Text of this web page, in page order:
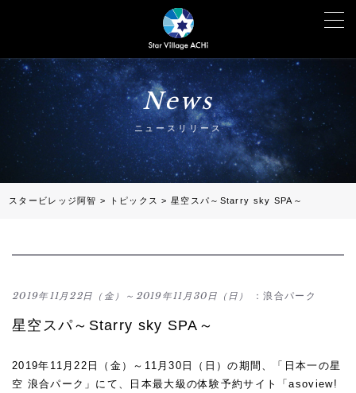
News
ニュースリリース
スタービレッジ阿智 > トピックス >星空スパ～Starry sky SPA～
2019年11月22日（金）～2019年11月30日（日） ：浪合パーク
星空スパ～Starry sky SPA～
2019年11月22日（金）～11月30日（日）の期間、「日本一の星
空 浪合パーク」にて、日本最大級の体験予約サイト「asoview!